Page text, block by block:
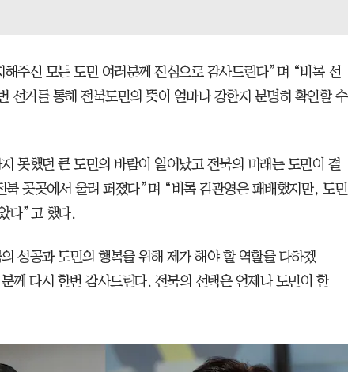
해주신 모든 도민 여러분께 진심으로 감사드린다”며 “비록 선
선거를 통해 전북도민의 뜻이 얼마나 강한지 분명히 확인할 수
못했던 큰 도민의 바람이 일어났고 전북의 미래는 도민이 결
북 곳곳에서 울려 퍼졌다”며 “비록 김관영은 패배했지만, 도민
다”고 했다.
성공과 도민의 행복을 위해 제가 해야 할 역할을 다하겠
께 다시 한번 감사드린다. 전북의 선택은 언제나 도민이 한